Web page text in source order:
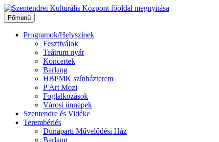
Ugrás
a
tartalomhoz
Főmenü
Programok/Helyszínek
Fesztiválok
Teátrum nyár
Koncertek
Barlang
HBPMK színházterem
P'Art Mozi
Foglalkozások
Városi ünnepek
Szentendre és Vidéke
Terembérlés
Dunaparti Művelődési Ház
Barlang